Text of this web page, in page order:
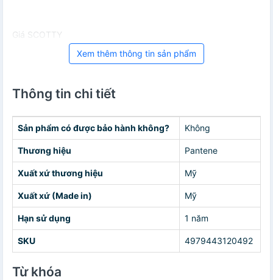
Giá SCOTTY
Xem thêm thông tin sản phẩm
Thông tin chi tiết
Sản phẩm có được bảo hành không? Không
Thương hiệu Pantene
Xuất xứ thương hiệu Mỹ
Xuất xứ (Made in) Mỹ
Hạn sử dụng 1 năm
SKU 4979443120492
Từ khóa